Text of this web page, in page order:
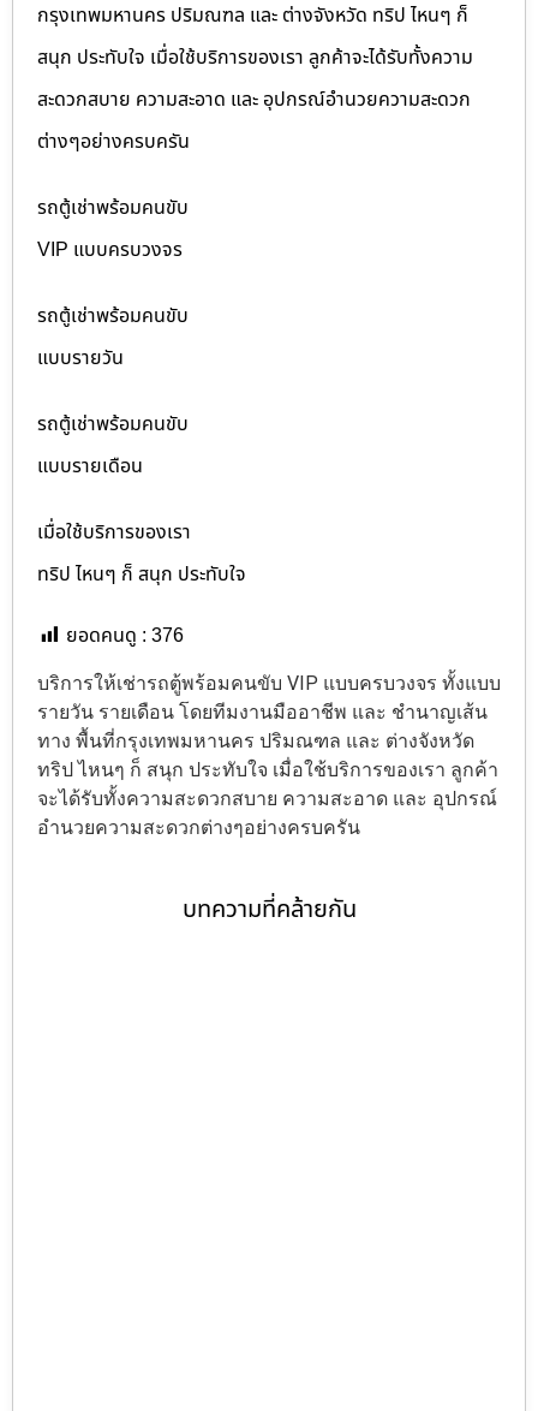
กรุงเทพมหานคร ปริมณฑล และ ต่างจังหวัด ทริป ไหนๆ ก็
สนุก ประทับใจ เมื่อใช้บริการของเรา ลูกค้าจะได้รับทั้งความ
สะดวกสบาย ความสะอาด และ อุปกรณ์อำนวยความสะดวก
ต่างๆอย่างครบครัน
รถตู้เช่าพร้อมคนขับ
VIP แบบครบวงจร
รถตู้เช่าพร้อมคนขับ
แบบรายวัน
รถตู้เช่าพร้อมคนขับ
แบบรายเดือน
เมื่อใช้บริการของเรา
ทริป ไหนๆ ก็ สนุก ประทับใจ
ยอดคนดู : 376
บริการให้เช่ารถตู้พร้อมคนขับ VIP แบบครบวงจร ทั้งแบบ
รายวัน รายเดือน โดยทีมงานมืออาชีพ และ ชำนาญเส้น
ทาง พื้นที่กรุงเทพมหานคร ปริมณฑล และ ต่างจังหวัด
ทริป ไหนๆ ก็ สนุก ประทับใจ เมื่อใช้บริการของเรา ลูกค้า
จะได้รับทั้งความสะดวกสบาย ความสะอาด และ อุปกรณ์
อำนวยความสะดวกต่างๆอย่างครบครัน
บทความที่คล้ายกัน